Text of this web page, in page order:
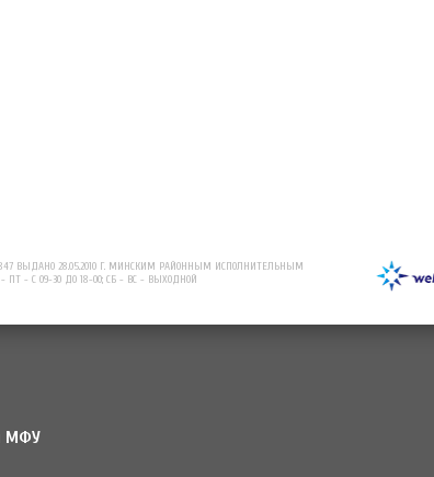
ВЫДАНО 28.05.2010 Г. МИНСКИМ РАЙОННЫМ ИСПОЛНИТЕЛЬНЫМ
ПТ - С 09-30 ДО 18-00; СБ - ВС - ВЫХОДНОЙ
МФУ